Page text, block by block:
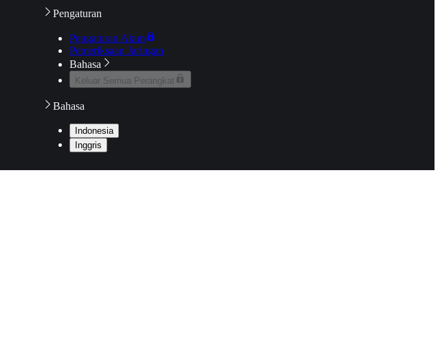
Pengaturan
Pengaturan Akun
Pemeriksaan Jaringan
Bahasa
Keluar Semua Perangkat
Bahasa
Indonesia
Inggris